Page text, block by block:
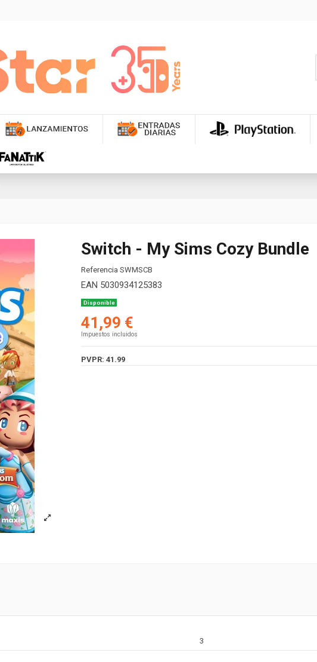
Switch - My Sims Cozy Bundle
Referencia SWMSCB
EAN 5030934125383
Disponible
41,99 €
Impuestos incluidos
PVPR: 41.99
3